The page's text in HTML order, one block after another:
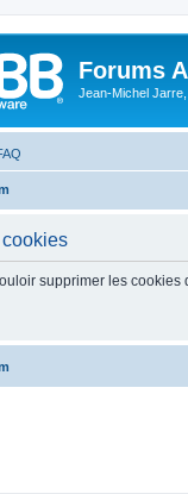
Forums
Jean-Michel Jarre,
supprimer les cookies